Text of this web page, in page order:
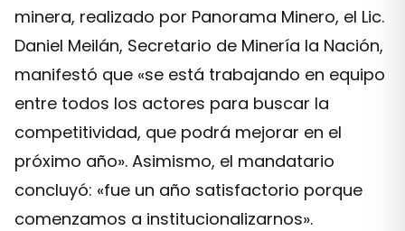
minera, realizado por Panorama Minero, el Lic.
Daniel Meilán, Secretario de Minería la Nación,
manifestó que «se está trabajando en equipo
entre todos los actores para buscar la
competitividad, que podrá mejorar en el
próximo año». Asimismo, el mandatario
concluyó: «fue un año satisfactorio porque
comenzamos a institucionalizarnos».